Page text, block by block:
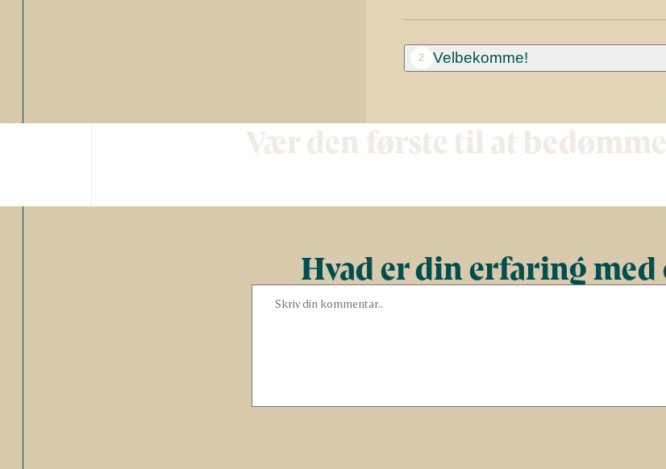
2 Velbekomme!
Vær den første til at
Hvad er din erfaring